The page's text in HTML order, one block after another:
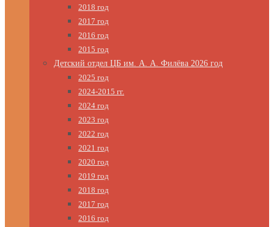
2018 год
2017 год
2016 год
2015 год
Детский отдел ЦБ им. А. А. Филёва 2026 год
2025 год
2024-2015 гг.
2024 год
2023 год
2022 год
2021 год
2020 год
2019 год
2018 год
2017 год
2016 год